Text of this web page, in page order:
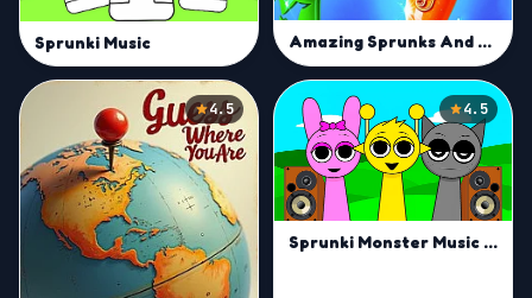
Sprunki Music Amazing Sprunks And Music
4.5 4.5
Sprunki Monster Music Beats